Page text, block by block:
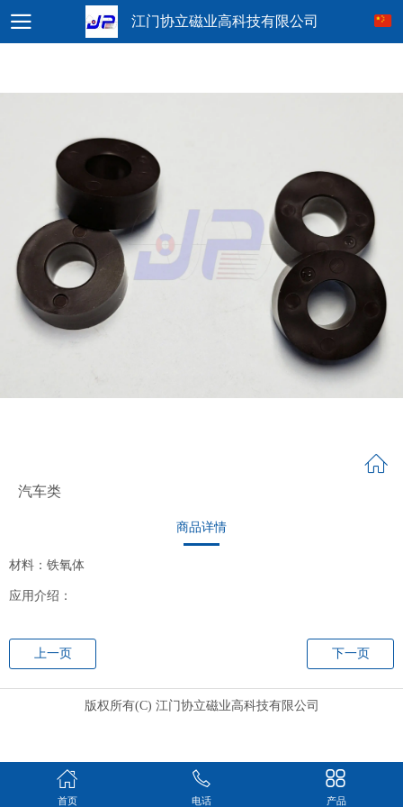
江门协立磁业高科技有限公司
汽车类
商品详情
材料：铁氧体
应用介绍：
上一页 下一页
版权所有(C) 江门协立磁业高科技有限公司
首页 电话 产品